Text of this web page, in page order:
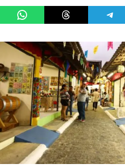
Share on WhatsAppShare on Threads